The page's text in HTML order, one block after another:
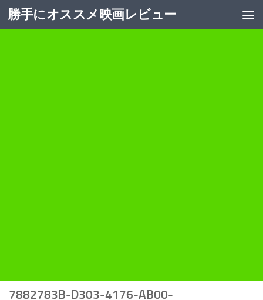
コンテンツへスキップ
勝手にオススメ映画レビュー
7882783B-D303-4176-AB00-